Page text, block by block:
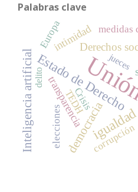
Palabras clave
igualdad
Estado de Derecho
democracia
Inteligencia artificial
Derechos
transparencia
intimidad
Crisis
medidas
TEDH
elecciones
Europa
corrupción
jueces
delito